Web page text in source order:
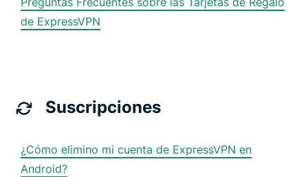
de ExpressVPN
Suscripciones
¿Cómo elimino mi cuenta de ExpressVPN en
Android?